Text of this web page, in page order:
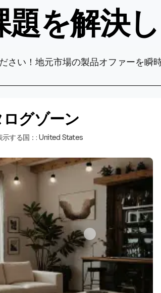
を解決
さい！地元市場の製品オファーを瞬
ログゾーン
示する国：: United States